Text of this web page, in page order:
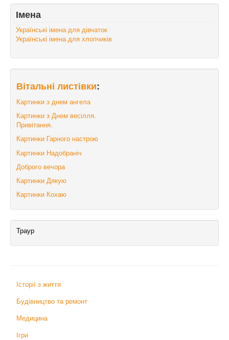
Імена
Українські імена для дівчаток
Українські імена для хлопчиків
Вітальні листівки:
Картинки з днем ангела
Картинки з Днем весілля.
Привітання.
Картинки Гарного настрою
Картинки Надобраніч
Доброго вечора
Картинки Дякую
Картинки Кохаю
Траур
Історії з життя
Будівництво та ремонт
Медицина
Ігри